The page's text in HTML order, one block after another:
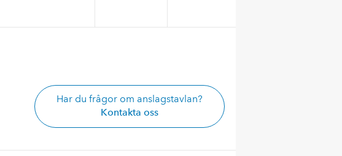
Har du frågor om anslagstavlan?
Kontakta oss